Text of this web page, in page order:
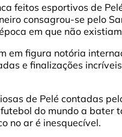
feitos esportivos de
consagrou-se pelo
em que não
em figura notória
e finalizações
de Pelé contadas
do mundo a bater
no ar é inesquecível.